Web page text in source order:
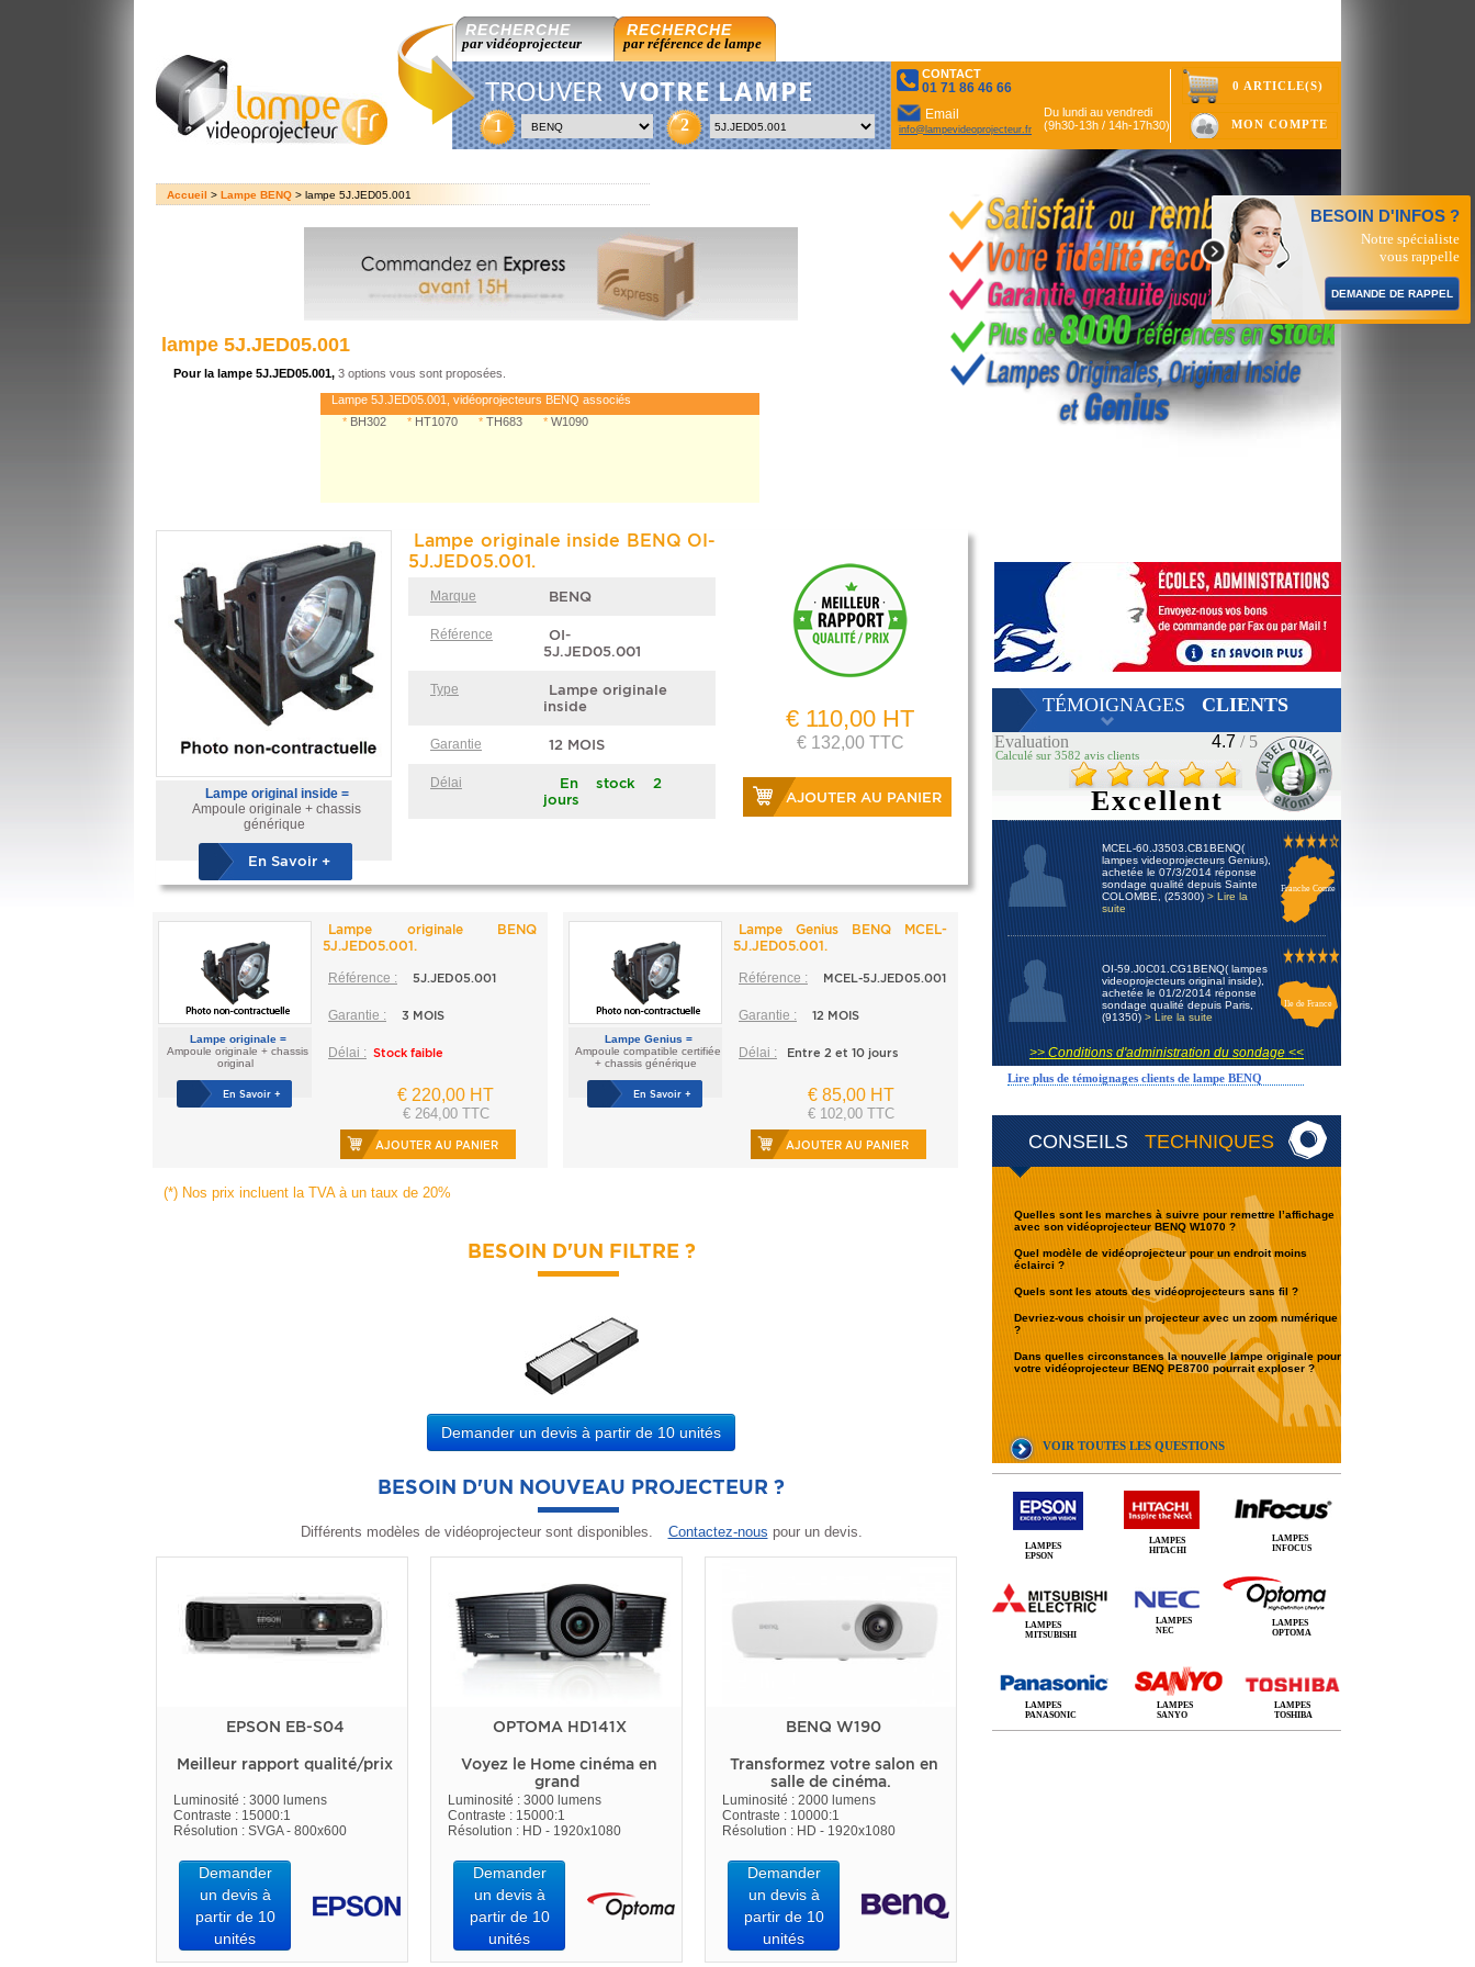
RECHERCHE
par vidéoprojecteur
RECHERCHE
par référence de lampe
TROUVER VOTRE LAMPE
1 2
CONTACT
01 71 86 46 66
Email
info@lampevideoprojecteur.fr
Du lundi au vendredi
(9h30-13h / 14h-17h30)
0 ARTICLE(S)
MON COMPTE
Accueil > Lampe BENQ > lampe 5J.JED05.001
CONSEILS TECHNIQUES
BESOIN D'INFOS ?
Notre spécialiste
vous rappelle
DEMANDE DE RAPPEL
Quelles sont les marches à suivre pour remettre l’affichage
avec son vidéoprojecteur BENQ W1070 ?
Quel modèle de vidéoprojecteur pour un endroit moins
éclairci ?
Quels sont les atouts des vidéoprojecteurs sans fil ?
Devriez-vous choisir un projecteur avec un zoom numérique
?
Dans quelles circonstances la nouvelle lampe originale pour
votre vidéoprojecteur BENQ PE8700 pourrait exploser ?
VOIR TOUTES LES QUESTIONS
TÉMOIGNAGES CLIENTS
Evaluation 4.7 / 5
Calculé sur 3582 avis clients
Excellent
MCEL-60.J3503.CB1BENQ(
lampes videoprojecteurs Genius),
achetée le 07/3/2014 réponse
sondage qualité depuis Sainte
COLOMBE, (25300) > Lire la
suite
Franche Comte
OI-59.J0C01.CG1BENQ( lampes
videoprojecteurs original inside),
achetée le 01/2/2014 réponse
sondage qualité depuis Paris,
(91350) > Lire la suite
Ile de France
>> Conditions d'administration du sondage <<
Lire plus de témoignages clients de lampe BENQ
LAMPES
EPSON
LAMPES
HITACHI
LAMPES
INFOCUS
LAMPES
MITSUBISHI
LAMPES
NEC
LAMPES
OPTOMA
LAMPES
PANASONIC
LAMPES
SANYO
LAMPES
TOSHIBA
lampe 5J.JED05.001
Pour la lampe 5J.JED05.001, 3 options vous sont proposées.
Lampe 5J.JED05.001, vidéoprojecteurs BENQ associés
* BH302 * HT1070 * TH683 * W1090
Lampe original inside =
Ampoule originale + chassis
générique
En Savoir +
Lampe originale inside BENQ OI-
5J.JED05.001.
Marque BENQ
Référence
OI-
5J.JED05.001
Type
Lampe originale
inside
Garantie 12 MOIS
Délai
En stock 2
jours
€ 110,00 HT
€ 132,00 TTC
AJOUTER AU PANIER
Lampe originale =
Ampoule originale + chassis
original
En Savoir +
Lampe originale BENQ
5J.JED05.001.
Référence : 5J.JED05.001
Garantie : 3 MOIS
Délai : Stock faible
€ 220,00 HT
€ 264,00 TTC
AJOUTER AU PANIER
Lampe Genius =
Ampoule compatible certifiée
+ chassis générique
En Savoir +
Lampe Genius BENQ MCEL-
5J.JED05.001.
Référence : MCEL-5J.JED05.001
Garantie : 12 MOIS
Délai : Entre 2 et 10 jours
€ 85,00 HT
€ 102,00 TTC
AJOUTER AU PANIER
(*) Nos prix incluent la TVA à un taux de 20%
BESOIN D'UN FILTRE ?
Demander un devis à partir de 10 unités
BESOIN D'UN NOUVEAU PROJECTEUR ?
Différents modèles de vidéoprojecteur sont disponibles. Contactez-nous pour un devis.
EPSON EB-S04
Meilleur rapport qualité/prix
Luminosité : 3000 lumens
Contraste : 15000:1
Résolution : SVGA - 800x600
Demander
un devis à
partir de 10
unités
OPTOMA HD141X
Voyez le Home cinéma en
grand
Luminosité : 3000 lumens
Contraste : 15000:1
Résolution : HD - 1920x1080
Demander
un devis à
partir de 10
unités
BENQ W190
Transformez votre salon en
salle de cinéma.
Luminosité : 2000 lumens
Contraste : 10000:1
Résolution : HD - 1920x1080
Demander
un devis à
partir de 10
unités